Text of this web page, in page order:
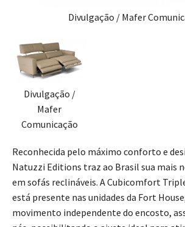
Divulgação / Mafer
Divulgação /
Mafer
Comunicação
Reconhecida pelo máximo conforto e
Natuzzi Editions traz ao Brasil sua mais
em sofás reclináveis. A Cubicomfort
está presente nas unidades da Fort
movimento independente do encosto,